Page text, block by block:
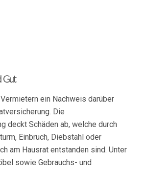
Gut
ein Nachweis darüber
Die
deckt Schäden ab, welche durch
Einbruch, Diebstahl oder
am Hausrat entstanden sind. Unter
sowie Gebrauchs- und